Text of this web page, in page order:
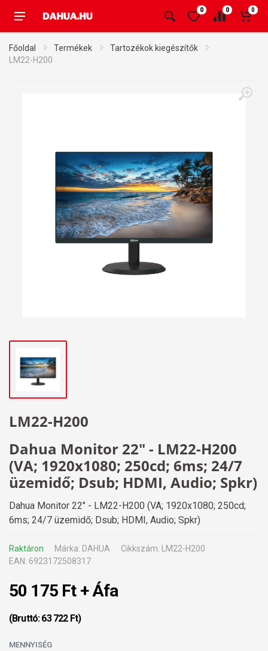
0 0 0
Főoldal Termékek
Tartozékok kiegészítők
LM22-H200
LM22-H200
Dahua Monitor 22" - LM22-H200
(VA; 1920x1080; 250cd; 6ms; 24/7
üzemidő; Dsub; HDMI, Audio; Spkr)
Dahua Monitor 22" - LM22-H200 (VA; 1920x1080; 250cd;
6ms; 24/7 üzemidő; Dsub; HDMI, Audio; Spkr)
Raktáron Márka: DAHUA
Cikkszám: LM22-H200
EAN: 6923172508317
50 175 Ft + Áfa
(Bruttó: 63 722 Ft)
MENNYISÉG